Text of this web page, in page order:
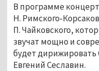
В программе
Н.
П. Чайковского,
звучат мощно и
будет
Евгений Сеславин.